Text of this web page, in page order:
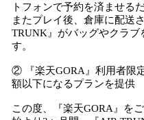
トフォンで予約を済ませる
またプレイ後、倉庫に配送
TRUNK』がバッグやクラブ
す。
② 『楽天GORA』利用者限
額以下になるプランを提供
この度、『楽天GORA』を